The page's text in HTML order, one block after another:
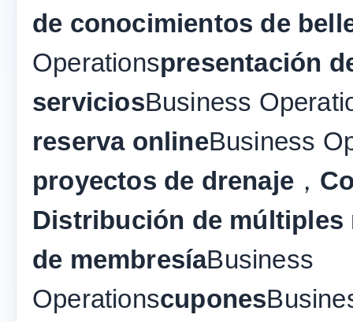
de conocimientos de
Operationspresentación
serviciosBusiness
reserva onlineBusiness
proyectos de drenaje ，
Distribución de múltiples
de membresíaBusiness
Operationscupones